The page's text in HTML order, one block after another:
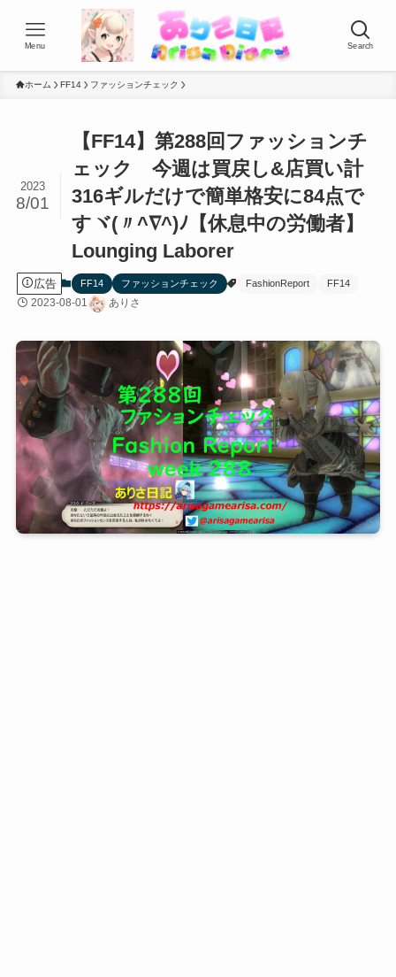
Search
Menu
ホーム FF14 ファッションチェック
【FF14】第288回ファッションチ
ェック 今週は買戻し&店買い計
316ギルだけで簡単格安に84点で
すヾ(〃^∇^)ﾉ【休息中の労働者】
Lounging Laborer
2023
8/01
広告 FF14 ファッションチェック FashionReport FF14
2023-08-01 ありさ